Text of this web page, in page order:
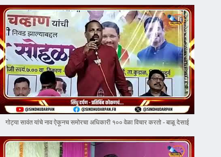
गोट्या सावंत यांचे नाव ऐकूनच समोरचा अधिकारी १०० वेळा विचार करतो - बाळू देसाई